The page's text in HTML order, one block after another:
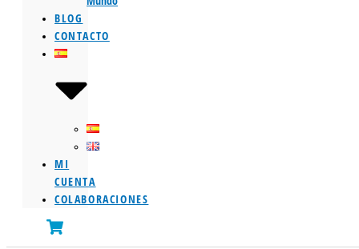
BLOG
CONTACTO
MI
CUENTA
COLABORACIONES